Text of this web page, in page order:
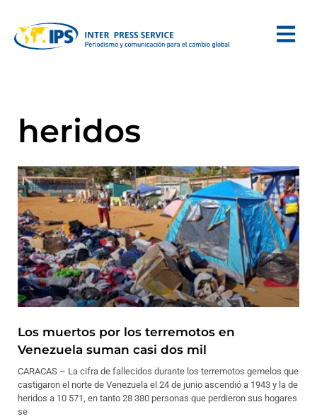
heridos
Los muertos por los terremotos en
Venezuela suman casi dos mil
CARACAS – La cifra de fallecidos durante los terremotos gemelos que
castigaron el norte de Venezuela el 24 de junio ascendió a 1943 y la de
heridos a 10 571, en tanto 28 380 personas que perdieron sus hogares
se